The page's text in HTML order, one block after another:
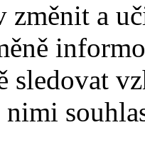
a
sledovat
nimi